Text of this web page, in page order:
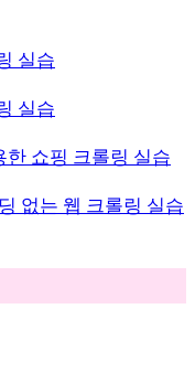
실습
실습
한 쇼핑 크롤링 실습
없는 웹 크롤링 실습